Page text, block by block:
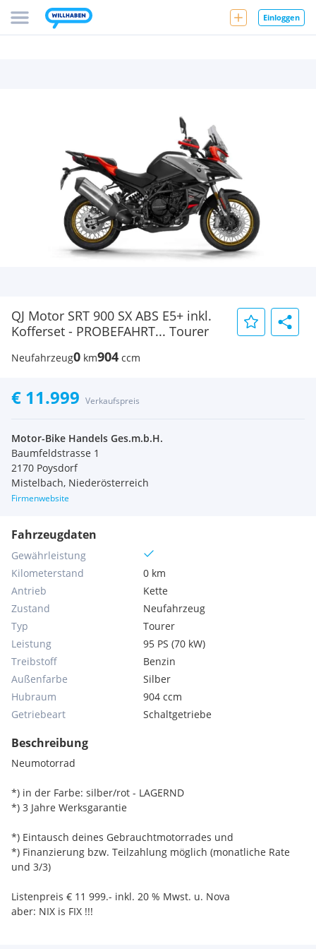
Einloggen
QJ Motor SRT 900 SX ABS E5+ inkl.
Kofferset - PROBEFAHRT... Tourer
Neufahrzeug0 km904 ccm
€ 11.999 Verkaufspreis
Motor-Bike Handels Ges.m.b.H.
Baumfeldstrasse 1
2170 Poysdorf
Mistelbach, Niederösterreich
Firmenwebsite
Fahrzeugdaten
Gewährleistung
Kilometerstand
0 km
Antrieb
Kette
Zustand
Neufahrzeug
Typ
Tourer
Leistung
95 PS (70 kW)
Treibstoff
Benzin
Außenfarbe
Silber
Hubraum
904 ccm
Getriebeart
Schaltgetriebe
Beschreibung
Neumotorrad
*) in der Farbe: silber/rot - LAGERND
*) 3 Jahre Werksgarantie
*) Eintausch deines Gebrauchtmotorrades und
*) Finanzierung bzw. Teilzahlung möglich (monatliche Rate
und 3/3)
Listenpreis € 11 999.- inkl. 20 % Mwst. u. Nova
aber: NIX is FIX !!!